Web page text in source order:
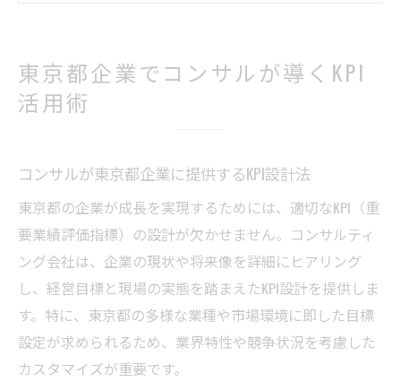
サル活用
企業成長を加速させるKPIとコンサル手法の
KPI設計に悩む方へ東京のコンサル活用方法
東京都内で活躍するコンサルのKPI設計プロ
セス
KPI設計の成功事例から学ぶコンサル活用ポ
イント
コンサル選びで重視すべきKPI支援実績の見
東京都企業でコンサルが導くKPI
活用術
コンサルが東京都企業に提供するKPI設計法
東京都の企業が成長を実現するためには、適切なKPI（重
要業績評価指標）の設計が欠かせません。コンサルティ
ング会社は、企業の現状や将来像を詳細にヒアリング
し、経営目標と現場の実態を踏まえたKPI設計を提供しま
す。特に、東京都の多様な業種や市場環境に即した目標
設定が求められるため、業界特性や競争状況を考慮した
カスタマイズが重要です。